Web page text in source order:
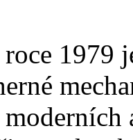
1979